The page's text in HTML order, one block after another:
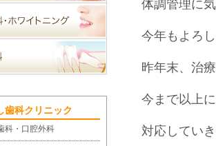
体調管理に
今年もよろ
昨年末、治
今まで以上
対応してい
歯科クリニック
科・口腔外科